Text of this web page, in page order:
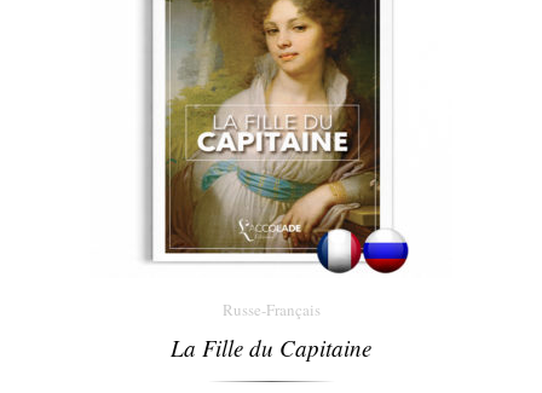
Russe-Français
La Fille du Capitaine